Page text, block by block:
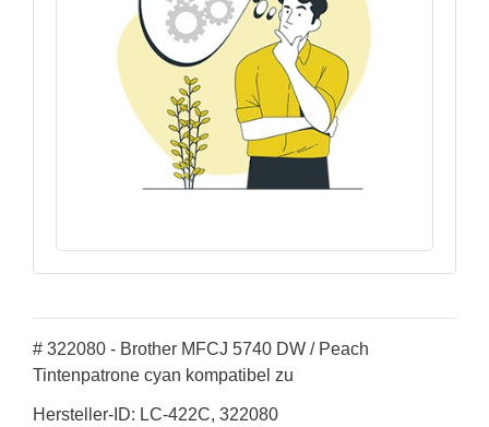
# 322080 - Brother MFCJ 5740 DW / Peach
Tintenpatrone cyan kompatibel zu
Hersteller-ID: LC-422C, 322080